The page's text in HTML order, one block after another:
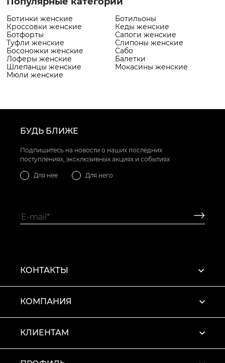
Ботинки женские
Ботильоны
Кроссовки женские
Кеды женские
Ботфорты
Сапоги женские
Туфли женские
Слипоны женские
Босоножки женские
Сабо
Лоферы женские
Балетки
Шлепанцы женские
Мокасины женские
Мюли женские
БУДЬ БЛИЖЕ
Подпишитесь на новости о наших последних
поступлениях, эксклюзивных акциях и событиях
Для нее Для него
КОНТАКТЫ
КОМПАНИЯ
КЛИЕНТАМ